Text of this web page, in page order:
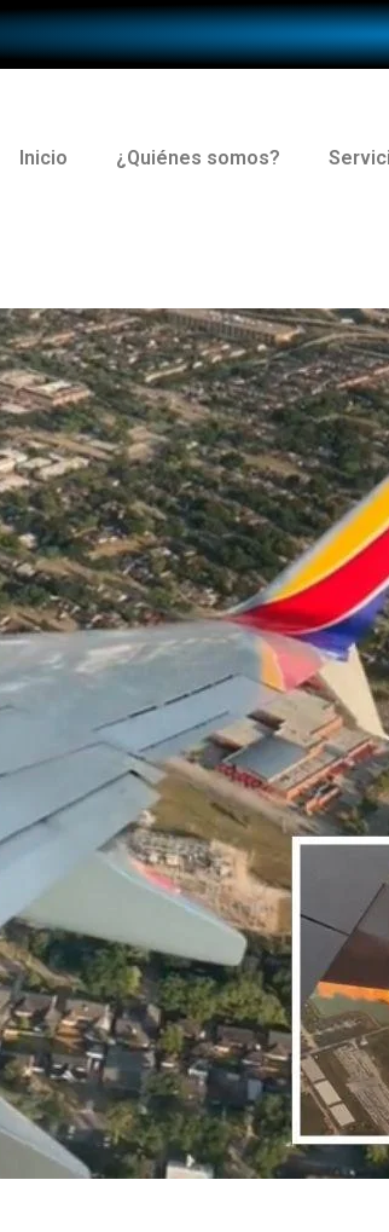
Inicio ¿Quiénes somos?